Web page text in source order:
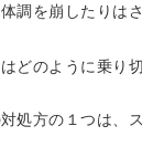
調を崩したりは
どのように乗り
処方の１つは、